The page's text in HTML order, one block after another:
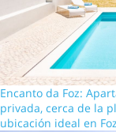
Encanto da Foz:
privada, cerca de la
ubicación ideal en